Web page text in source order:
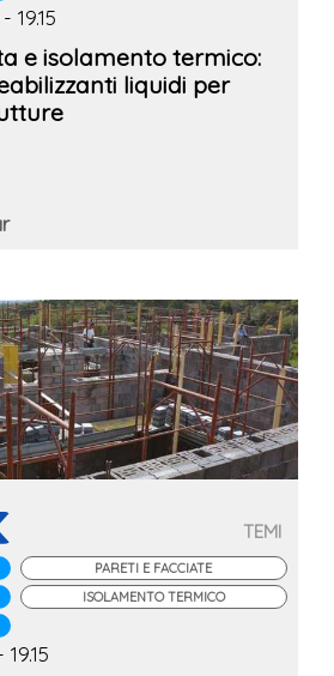
19.15
e isolamento termico:
liquidi per
TEMI
PARETI E FACCIATE
ISOLAMENTO TERMICO